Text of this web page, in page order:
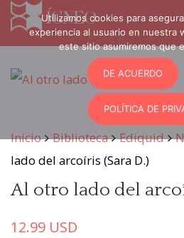
Inicio Biblioteca Ediquid
lado del arcoíris (Sara D.)
Al otro lado del
12.99 USD
Utilizamos cookies para
experiencia al usuario en nuestra
este sitio asumiremos que
DE ACUERDO
POLÍTICA DE